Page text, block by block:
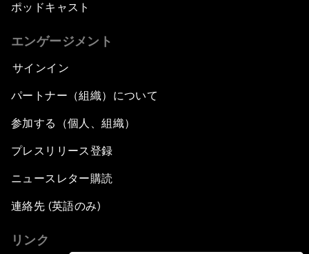
ポッドキャスト
エンゲージメント
サインイン
パートナー（組織）について
参加する（個人、組織）
プレスリリース登録
ニュースレター購読
連絡先 (英語のみ)
リンク